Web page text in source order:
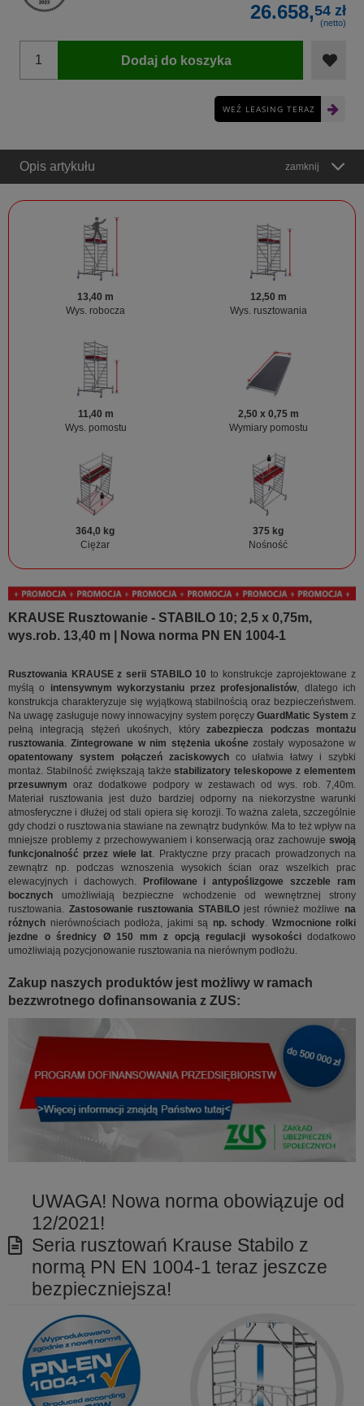
26.658,54 zł
(netto)
Dodaj do koszyka
WEŹ LEASING TERAZ
Opis artykułu zamknij
13,40 m
Wys. robocza
12,50 m
Wys. rusztowania
11,40 m
Wys. pomostu
2,50 x 0,75 m
Wymiary pomostu
364,0 kg
Ciężar
375 kg
Nośność
KRAUSE Rusztowanie - STABILO 10; 2,5 x 0,75m,
wys.rob. 13,40 m | Nowa norma PN EN 1004-1
Rusztowania KRAUSE z serii STABILO 10 to konstrukcje zaprojektowane z
myślą o intensywnym wykorzystaniu przez profesjonalistów, dlatego ich
konstrukcja charakteryzuje się wyjątkową stabilnością oraz bezpieczeństwem.
Na uwagę zasługuje nowy innowacyjny system poręczy GuardMatic System z
pełną integracją stężeń ukośnych, któryzabezpiecza podczas montażu
rusztowania.Zintegrowane w nim stężenia ukośne zostały wyposażone w
opatentowany system połączeń zaciskowychco ułatwia łatwy i szybki
montaż. Stabilność zwiększają takżestabilizatory teleskopowe z elementem
przesuwnym oraz dodatkowe podpory w zestawach od wys. rob. 7,40m.
Materiał rusztowania jest dużo bardziej odporny na niekorzystne warunki
atmosferyczne i dłużej od stali opiera się korozji. To ważna zaleta, szczególnie
gdy chodzi o rusztowania stawiane na zewnątrz budynków. Ma to też wpływ na
mniejsze problemy z przechowywaniem i konserwacją oraz zachowuje swoją
funkcjonalność przez wiele lat. Praktyczne przy pracach prowadzonych na
zewnątrz np. podczas wznoszenia wysokich ścian oraz wszelkich prac
elewacyjnych i dachowych.
Profilowane i antypoślizgowe szczeble ram
bocznych umożliwiają bezpieczne wchodzenie od wewnętrznej strony
rusztowania. Zastosowanie rusztowania STABILOjest również możliwe na
różnych nierównościach podłoża, jakimi są np. schody. Wzmocnione rolki
jezdne o średnicy Ø 150 mm z opcją regulacji wysokościdodatkowo
umożliwiają pozycjonowanie rusztowania na nierównym podłożu.
Zakup naszych produktów jest możliwy w ramach
bezzwrotnego dofinansowania z ZUS:
UWAGA! Nowa norma obowiązuje od
12/2021!
Seria rusztowań Krause Stabilo z
normą PN EN 1004-1 teraz jeszcze
bezpieczniejsza!